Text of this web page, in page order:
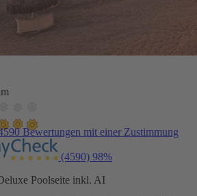
Bewertungen mit einer Zustimmung
(4590) 98%
Poolseite inkl. AI